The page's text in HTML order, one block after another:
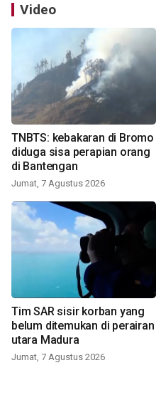
Video
TNBTS: kebakaran di Bromo
diduga sisa perapian orang
di Bantengan
Jumat, 7 Agustus 2026
Tim SAR sisir korban yang
belum ditemukan di perairan
utara Madura
Jumat, 7 Agustus 2026